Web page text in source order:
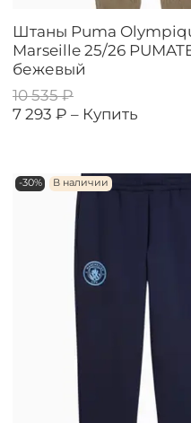
Штаны Puma
Marseille 25/26
бежевый
10 535 ₽
7 293 ₽ – Купить
-30% В наличии